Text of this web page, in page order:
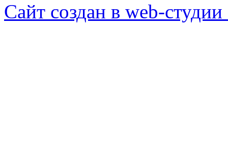
Сайт создан в web-